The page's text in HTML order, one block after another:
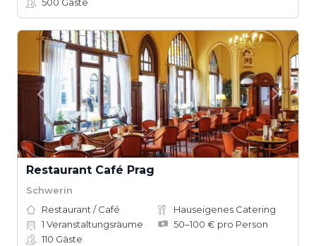
Restaurant Café Prag
Schwerin
Restaurant / Café
Hauseigenes Catering
1 Veranstaltungsräume
50–100 € pro Person
110 Gäste